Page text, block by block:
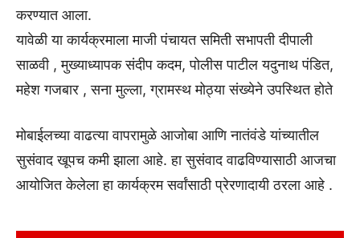
करण्यात आला.
यावेळी या कार्यक्रमाला माजी पंचायत समिती सभापती दीपाली
साळवी , मुख्याध्यापक संदीप कदम, पोलीस पाटील यदुनाथ पंडित,
महेश गजबार , सना मुल्ला, ग्रामस्थ मोठ्या संख्येने उपस्थित होते
मोबाईलच्या वाढत्या वापरामुळे आजोबा आणि नातंवंडे यांच्यातील
सुसंवाद खूपच कमी झाला आहे. हा सुसंवाद वाढविण्यासाठी आजचा
आयोजित केलेला हा कार्यक्रम सर्वांसाठी प्रेरणादायी ठरला आहे .